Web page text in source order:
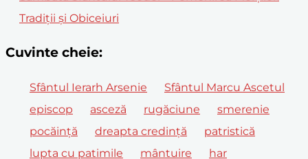
Tradiții și Obiceiuri
Cuvinte cheie:
Sfântul Ierarh Arsenie
Sfântul Marcu Ascetul
episcop
asceză rugăciune
smerenie
pocăință
dreapta credință
patristică
lupta cu patimile
mântuire har